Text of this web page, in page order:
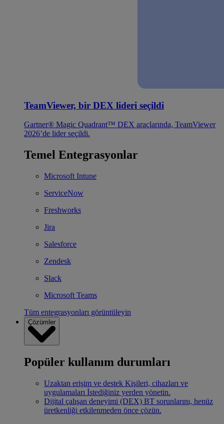
TeamViewer, bir DEX lideri seçildi
Gartner® Magic Quadrant™ DEX araçlarında, TeamViewer
2026’de lider seçildi.
Temel Entegrasyonlar
Microsoft Intune
ServiceNow
Freshworks
Jira
Salesforce
Zendesk
Slack
Microsoft Teams
Tüm entegrasyonları görüntüleyin
Çözümler
Popüler kullanım durumları
Uzaktan erişim ve destek Kişileri, cihazları ve
uygulamaları İstediğiniz yerden yönetin.
Dijital çalışan deneyimi (DEX) BT sorunlarını, henüz
üretkenliği etkilenmeden önce çözün.